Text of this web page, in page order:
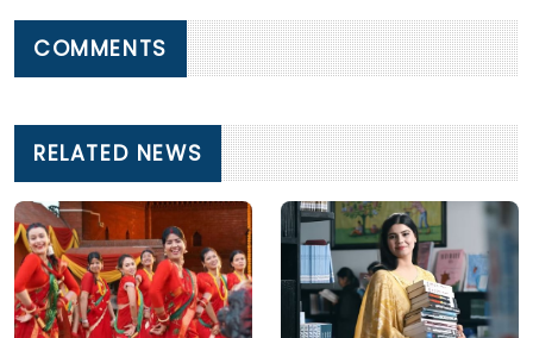
COMMENTS
RELATED NEWS